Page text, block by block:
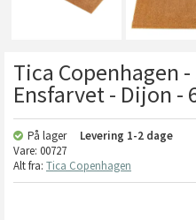
Tica Copenhagen
Ensfarvet - Dijon -
På lager Levering 1-2 dage
Vare: 00727
Alt fra: Tica Copenhagen